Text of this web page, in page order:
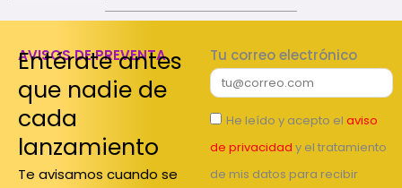
AVISOS DE PREVENTA
Entérate antes
que nadie de
cada
lanzamiento
Te avisamos cuando se
Tu correo electrónico
He leído y acepto el aviso
de privacidad y el tratamiento
de mis datos para recibir